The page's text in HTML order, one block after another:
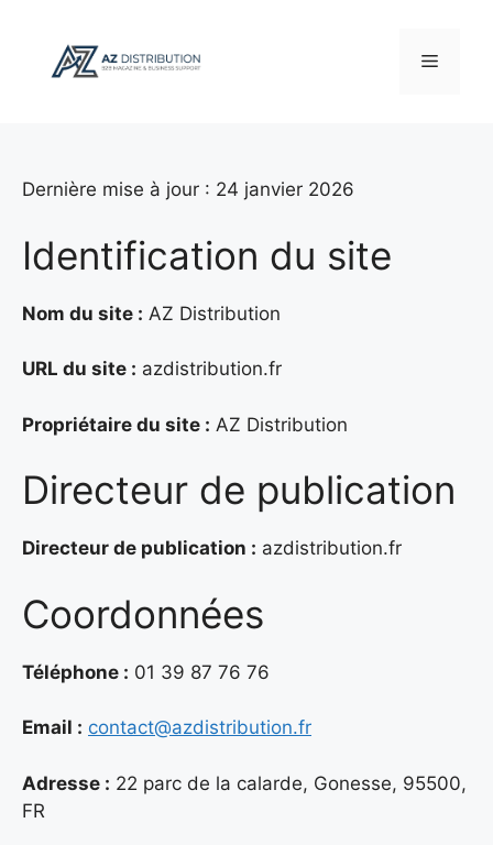
contenu
Menu
Dernière mise à jour : 24 janvier 2026
Identification du site
Nom du site : AZ Distribution
URL du site : azdistribution.fr
Propriétaire du site : AZ Distribution
Directeur de publication
Directeur de publication : azdistribution.fr
Coordonnées
Téléphone : 01 39 87 76 76
Email : contact@azdistribution.fr
Adresse : 22 parc de la calarde, Gonesse, 95500,
FR